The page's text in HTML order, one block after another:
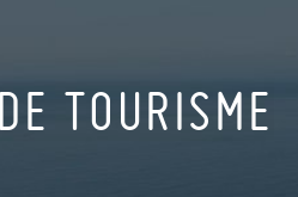
TOURISME